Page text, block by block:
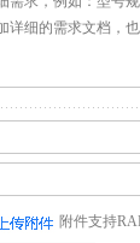
附件支持